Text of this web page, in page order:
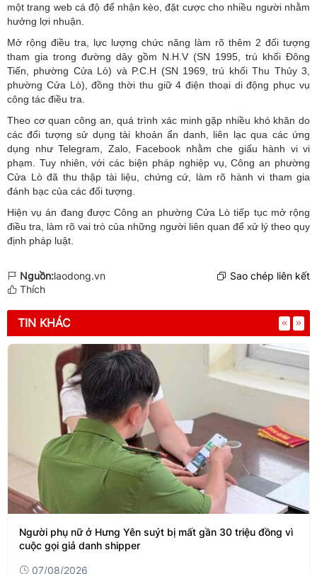
một trang web cá độ để nhận kèo, đặt cược cho nhiều người nhằm
hưởng lợi nhuận.
Mở rộng điều tra, lực lượng chức năng làm rõ thêm 2 đối tượng
tham gia trong đường dây gồm N.H.V (SN 1995, trú khối Đông
Tiến, phường Cửa Lò) và P.C.H (SN 1969, trú khối Thu Thủy 3,
phường Cửa Lò), đồng thời thu giữ 4 điện thoại di động phục vụ
công tác điều tra.
Theo cơ quan công an, quá trình xác minh gặp nhiều khó khăn do
các đối tượng sử dụng tài khoản ẩn danh, liên lạc qua các ứng
dụng như Telegram, Zalo, Facebook nhằm che giấu hành vi vi
phạm. Tuy nhiên, với các biện pháp nghiệp vụ, Công an phường
Cửa Lò đã thu thập tài liệu, chứng cứ, làm rõ hành vi tham gia
đánh bạc của các đối tượng.
Hiện vụ án đang được Công an phường Cửa Lò tiếp tục mở rộng
điều tra, làm rõ vai trò của những người liên quan để xử lý theo quy
định pháp luật.
Nguồn:laodong.vn
Sao chép liên kết
Thích
TIN KHÁC
Người phụ nữ ở Hưng Yên suýt bị mất gần 30 triệu đồng vì
cuộc gọi giả danh shipper
07/08/2026